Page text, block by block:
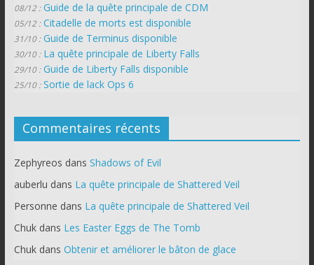
08/12 : Guide de la quête principale de CDM
05/12 : Citadelle de morts est disponible
31/10 : Guide de Terminus disponible
30/10 : La quête principale de Liberty Falls
29/10 : Guide de Liberty Falls disponible
25/10 : Sortie de lack Ops 6
Commentaires récents
Zephyreos dans Shadows of Evil
auberlu dans La quête principale de Shattered Veil
Personne dans La quête principale de Shattered Veil
Chukdans Les Easter Eggs de The Tomb
Chukdans Obtenir et améliorer le bâton de glace